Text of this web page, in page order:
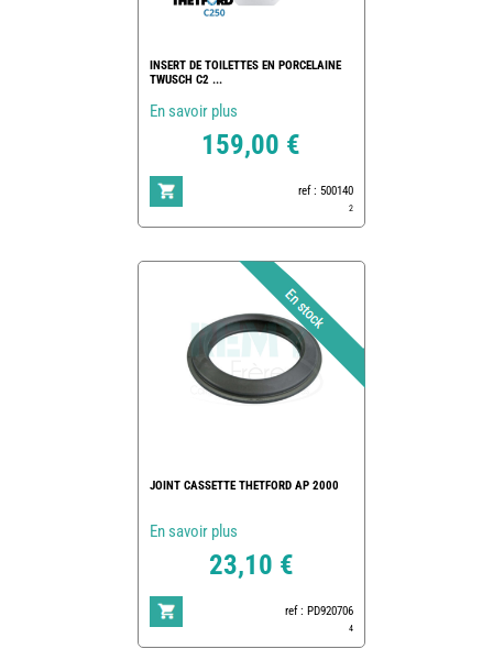
INSERT DE TOILETTES EN PORCELAINE
TWUSCH C2 ...
En savoir plus
159,00 €
ref : 500140
2
JOINT CASSETTE THETFORD AP 2000
En savoir plus
23,10 €
ref : PD920706
4